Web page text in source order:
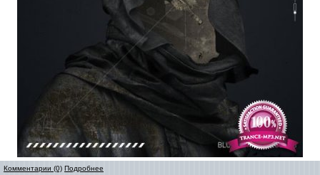
Комментарии (0) Подробнее